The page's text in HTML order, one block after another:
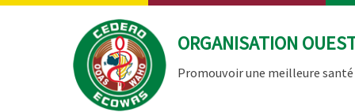
Aller
ORGANISATION
Promouvoir une meilleure